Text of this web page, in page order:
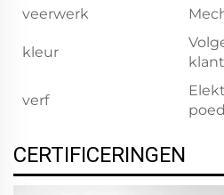
veerwerk
kleur
klant
verf
CERTIFICERINGEN